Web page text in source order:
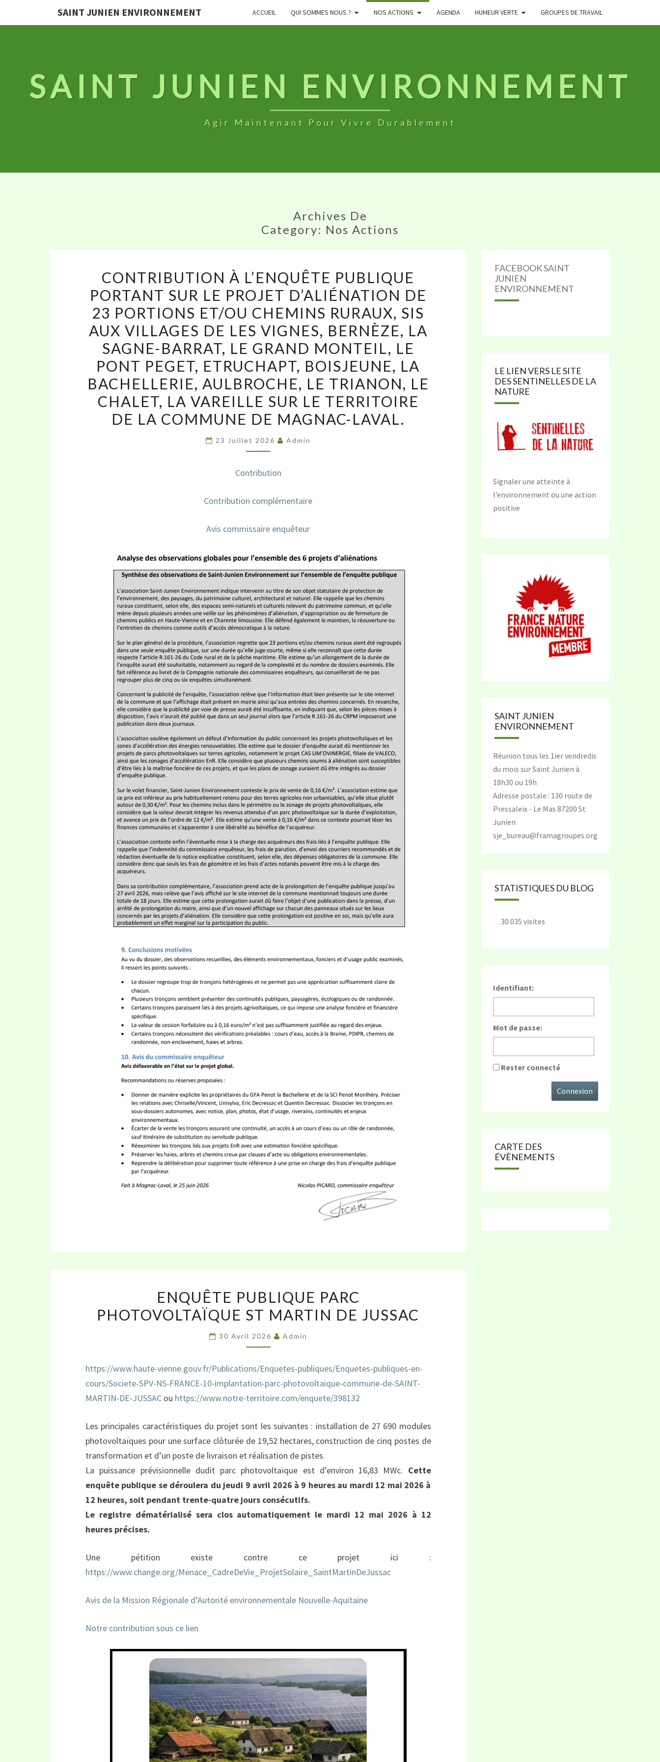
SAINT JUNIEN ENVIRONNEMENT ACCUEIL QUI SOMMES NOUS ? NOS ACTIONS AGENDA HUMEUR VERTE GROUPES DE TRAVAIL
SAINT JUNIEN ENVIRONNEMENT
Agir Maintenant Pour Vivre Durablement
Archives De
Category: Nos Actions
À
L’ENQUÊTE
PUBLIQUE
PORTANT
SUR
LE
PROJET
D’ALIÉNATION
DE
23
PORTIONS
ET/OU
RURAUX,
AUX
DE
VIGNES,
BERNÈZE,
LA
SAGNE-
BARRAT,
LE
GRAND
MONTEIL,
LE
PONT
PEGET,
ETRUCHAPT,
BOISJEUNE,
LA
BACHELLERIE,
LE
TRIANON,
LE
CHALET,
LA
VAREILLE
SUR
LE
TERRITOIRE
DE
COMMUNE
MAGNAC-
LAVAL.
CONTRIBUTION À L’ENQUÊTE PUBLIQUE
PORTANT SUR LE PROJET D’ALIÉNATION DE
23 PORTIONS ET/OU CHEMINS RURAUX, SIS
AUX VILLAGES DE LES VIGNES, BERNÈZE, LA
SAGNE-BARRAT, LE GRAND MONTEIL, LE
PONT PEGET, ETRUCHAPT, BOISJEUNE, LA
BACHELLERIE, AULBROCHE, LE TRIANON, LE
CHALET, LA VAREILLE SUR LE TERRITOIRE
DE LA COMMUNE DE MAGNAC-LAVAL.
23 Juillet 2026 Admin
Contribution
Contribution complémentaire
Avis commissaire enquêteur
PUBLIQUE
PARC
ST
DE
JUSSAC
ENQUÊTE PUBLIQUE PARC
PHOTOVOLTAÏQUE ST MARTIN DE JUSSAC
30 Avril 2026 Admin
https://www.haute-vienne.gouv.fr/Publications/Enquetes-publiques/Enquetes-publiques-en-
cours/Societe-SPV-NS-FRANCE-10-implantation-parc-photovoltaique-commune-de-SAINT-
MARTIN-DE-JUSSAC ou https://www.notre-territoire.com/enquete/398132
Les principales caractéristiques du projet sont les suivantes : installation de 27 690 modules
photovoltaïques pour une surface clôturée de 19,52 hectares, construction de cinq postes de
transformation et d’un poste de livraison et réalisation de pistes.
La puissance prévisionnelle dudit parc photovoltaïque est d’environ 16,83 MWc. Cette
enquête publique se déroulera du jeudi 9 avril 2026 à 9 heures au mardi 12 mai 2026 à
12 heures, soit pendant trente-quatre jours consécutifs.
Le registre dématérialisé sera clos automatiquement le mardi 12 mai 2026 à 12
heures précises.
Une pétition existe contre ce projet ici :
https://www.change.org/Menace_CadreDeVie_ProjetSolaire_SaintMartinDeJussac
Avis de la Mission Régionale d’Autorité environnementale Nouvelle-Aquitaine
Notre contribution sous ce lien
FACEBOOK SAINT
JUNIEN
ENVIRONNEMENT
LE LIEN VERS LE SITE
DES SENTINELLES DE LA
NATURE
Signaler une atteinte à
l’environnement ou une action
positive
SAINT JUNIEN
ENVIRONNEMENT
Réunion tous les 1ier vendredis
du mois sur Saint Junien à
18h30 ou 19h
Adresse postale : 130 route de
Pressaleix - Le Mas 87200 St
Junien
sje_bureau@framagroupes.org
STATISTIQUES DU BLOG
30 035 visites
Identifiant:
Mot de passe:
Rester connecté
Connexion
CARTE DES
ÉVÈNEMENTS